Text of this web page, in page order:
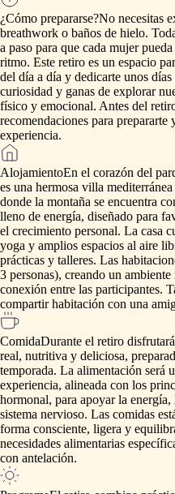
¿Cómo prepararse?No necesitas
breathwork o baños de hielo.
a paso para que cada mujer pueda
ritmo. Este retiro es un espacio
del día a día y dedicarte unos días
curiosidad y ganas de explorar
físico y emocional. Antes del
recomendaciones para prepararte
experiencia.
AlojamientoEn el corazón del
es una hermosa villa mediterránea
donde la montaña se encuentra
lleno de energía, diseñado para
el crecimiento personal. La casa
yoga y amplios espacios al aire
prácticas y talleres. Las
3 personas), creando un ambiente
conexión entre las participantes.
compartir habitación con una
ComidaDurante el retiro
real, nutritiva y deliciosa,
temporada. La alimentación será
experiencia, alineada con los
hormonal, para apoyar la energía,
sistema nervioso. Las comidas
forma consciente, ligera y
necesidades alimentarias
con antelación.